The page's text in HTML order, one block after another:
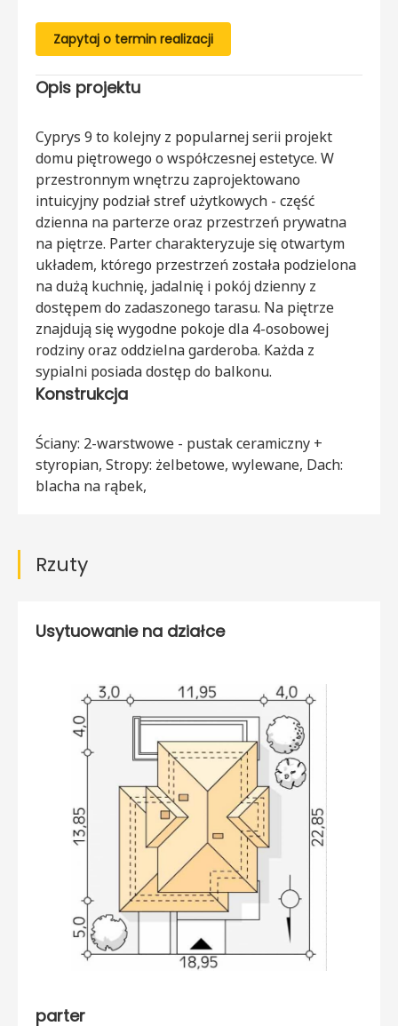
Zapytaj o termin realizacji
Opis projektu
Cyprys 9 to kolejny z popularnej serii projekt
domu piętrowego o współczesnej estetyce. W
przestronnym wnętrzu zaprojektowano
intuicyjny podział stref użytkowych - część
dzienna na parterze oraz przestrzeń prywatna
na piętrze. Parter charakteryzuje się otwartym
układem, którego przestrzeń została podzielona
na dużą kuchnię, jadalnię i pokój dzienny z
dostępem do zadaszonego tarasu. Na piętrze
znajdują się wygodne pokoje dla 4-osobowej
rodziny oraz oddzielna garderoba. Każda z
sypialni posiada dostęp do balkonu.
Konstrukcja
Ściany: 2-warstwowe - pustak ceramiczny +
styropian, Stropy: żelbetowe, wylewane, Dach:
blacha na rąbek,
Rzuty
Usytuowanie na działce
parter